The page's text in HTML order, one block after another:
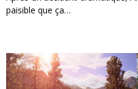
paisible que ça…